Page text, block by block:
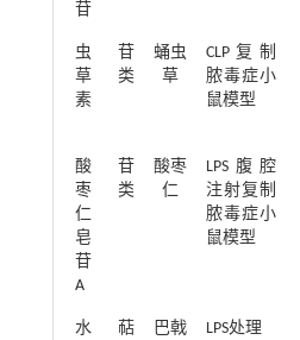
苷
虫
草
素
苷
类
蛹虫
草
CLP复制
脓毒症小
鼠模型
酸
枣
仁
皂
苷
A
苷
类
酸枣
仁
LPS腹腔
注射复制
脓毒症小
鼠模型
水
萜
巴戟
LPS处理